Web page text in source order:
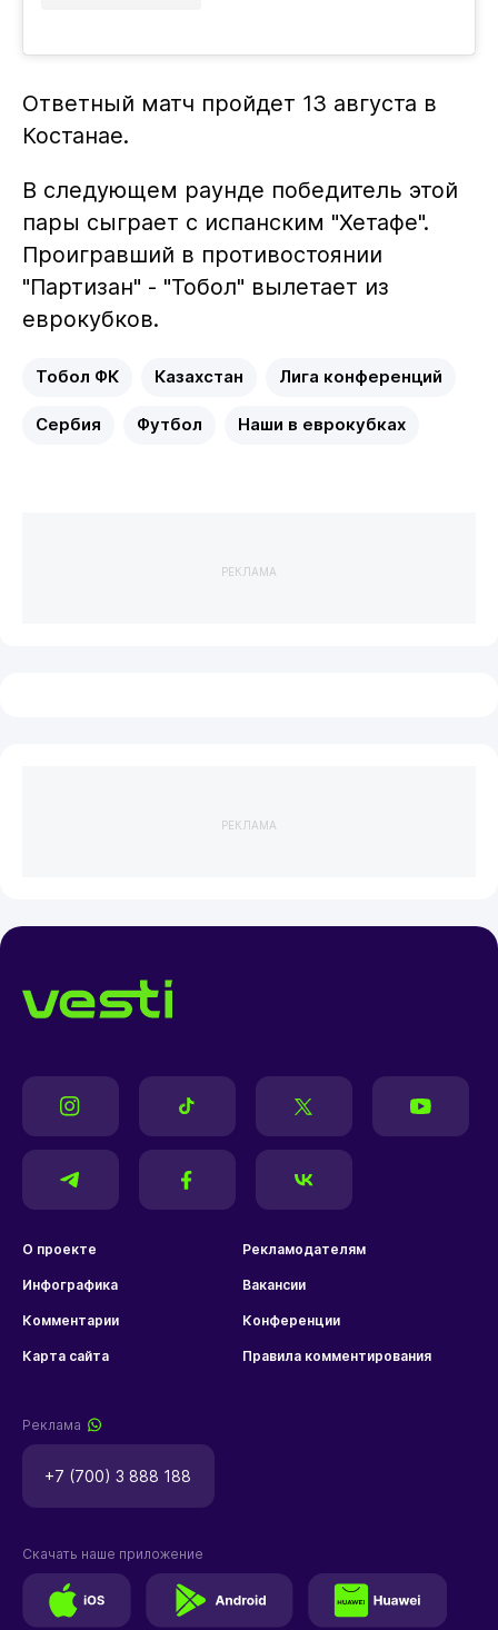
Ответный матч пройдет 13 августа в
Костанае.
В следующем раунде победитель этой
пары сыграет с испанским "Хетафе".
Проигравший в противостоянии
"Партизан" - "Тобол" вылетает из
еврокубков.
Тобол ФК Казахстан Лига конференций
Сербия Футбол Наши в еврокубках
РЕКЛАМА
РЕКЛАМА
О проекте Рекламодателям
Инфографика Вакансии
Комментарии Конференции
Карта сайта Правила комментирования
Реклама
+7 (700) 3 888 188
Скачать наше приложение